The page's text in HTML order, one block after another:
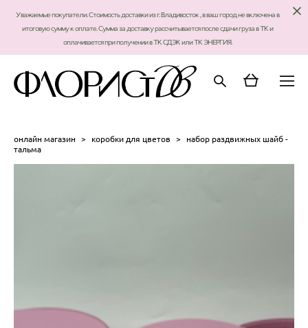
Уважаемые покупатели. Стоимость доставки из г. Владивосток , в ваш город не включена в
итоговую сумму к оплате. Сумма за доставку рассчитывается после сдачи груза в ТК и
оплачивается при получении в ТК СДЭК или ТК ЭНЕРГИЯ.
онлайн магазин > коробки для цветов > набор раздвижных шайб -
тальма